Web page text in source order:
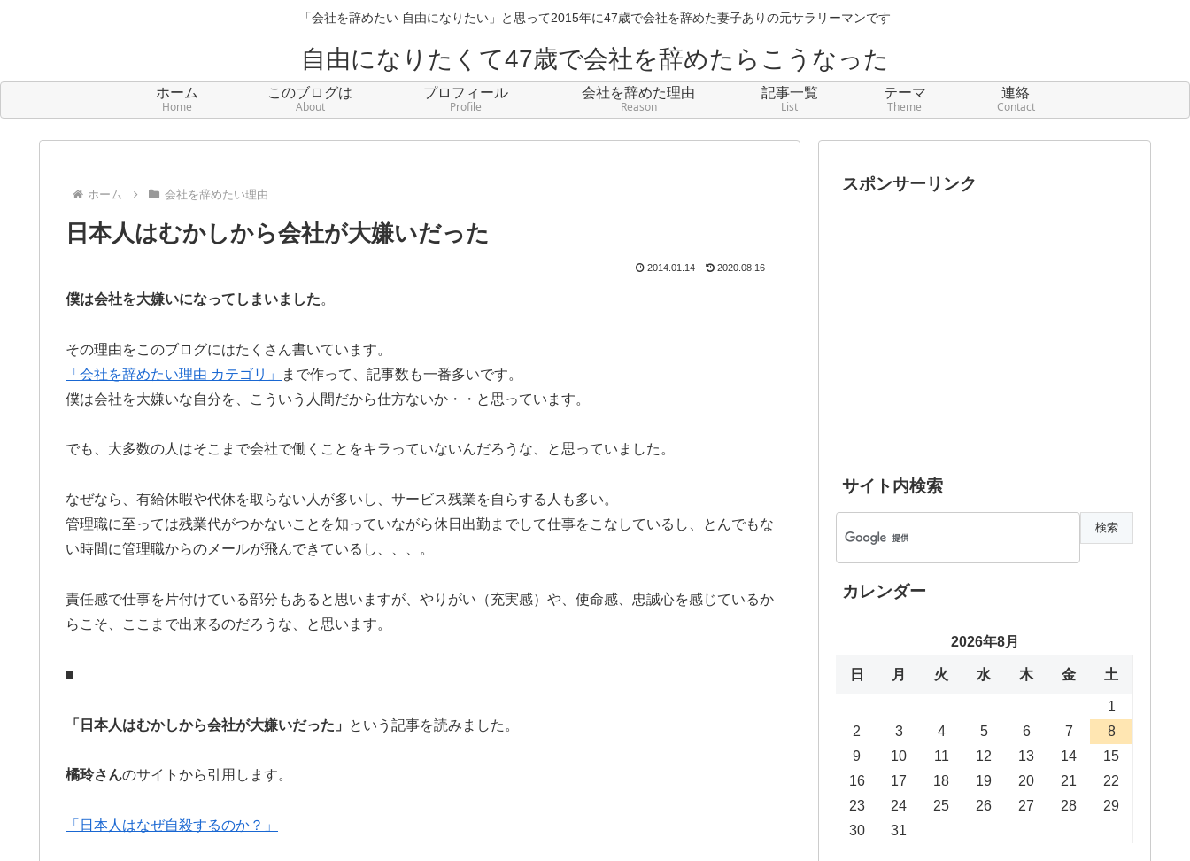
「会社を辞めたい 自由になりたい」と思って2015年に47歳で会社を辞めた妻子ありの元サラリーマンです
自由になりたくて47歳で会社を辞めたらこうなった
ホーム
Home
このブログは
About
プロフィール
Profile
会社を辞めた理由
Reason
記事一覧
List
テーマ
Theme
連絡
Contact
ホーム 会社を辞めたい理由
日本人はむかしから会社が大嫌いだった
2014.01.14 2020.08.16
僕は会社を大嫌いになってしまいました。
その理由をこのブログにはたくさん書いています。
「会社を辞めたい理由 カテゴリ」
まで作って、記事数も一番多いです。
僕は会社を大嫌いな自分を、こういう人間だから仕方ないか・・と思っています。
でも、大多数の人はそこまで会社で働くことをキラっていないんだろうな、と思っていました。
なぜなら、有給休暇や代休を取らない人が多いし、サービス残業を自らする人も多い。
管理職に至っては残業代がつかないことを知っていながら休日出勤までして仕事をこなしているし、とんでもな
い時間に管理職からのメールが飛んできているし、、、。
責任感で仕事を片付けている部分もあると思いますが、やりがい（充実感）や、使命感、忠誠心を感じているか
らこそ、ここまで出来るのだろうな、と思います。
■
「日本人はむかしから会社が大嫌いだった」 という記事を読みました。
橘玲さんのサイトから引用します。
「日本人はなぜ自殺するのか？」
スポンサーリンク
サイト内検索
カレンダー
2026年8月
日 月 火 水 木 金 土
1
2
3 4 5 6 7
8
9
10 11 12 13 14
15
16
17 18 19 20 21
22
23
24 25 26 27 28
29
30
31